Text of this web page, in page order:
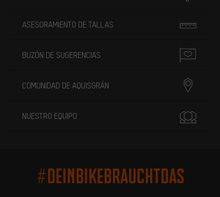
ASESORAMIENTO DE TALLAS
BUZÓN DE SUGERENCIAS
COMUNIDAD DE AQUISGRÁN
NUESTRO EQUIPO
#DEINBIKEBRAUCHTDAS